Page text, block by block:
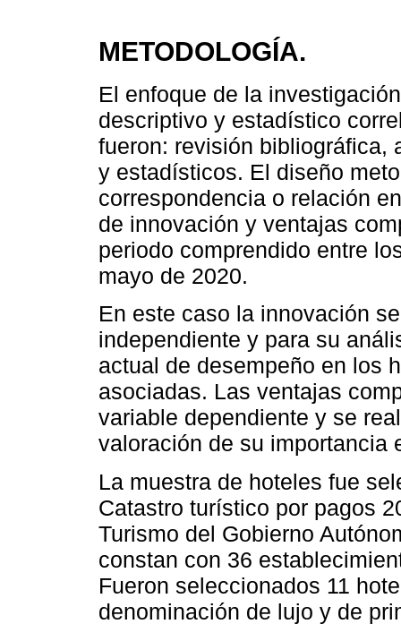
METODOLOGÍA.
El enfoque de la
descriptivo y estadístico
fueron: revisión bibliográfica,
y estadísticos. El diseño
correspondencia o relación
de innovación y ventajas
periodo comprendido entre
mayo de 2020.
En este caso la innovación
independiente y para su
actual de desempeño en los
asociadas. Las ventajas
variable dependiente y se
valoración de su importancia
La muestra de hoteles fue
Catastro turístico por pagos
Turismo del Gobierno
constan con 36
Fueron seleccionados 11
denominación de lujo y de